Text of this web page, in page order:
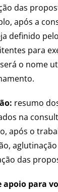
das
após a
definido
para
o nome
resumo
na
após o
das
apoio para